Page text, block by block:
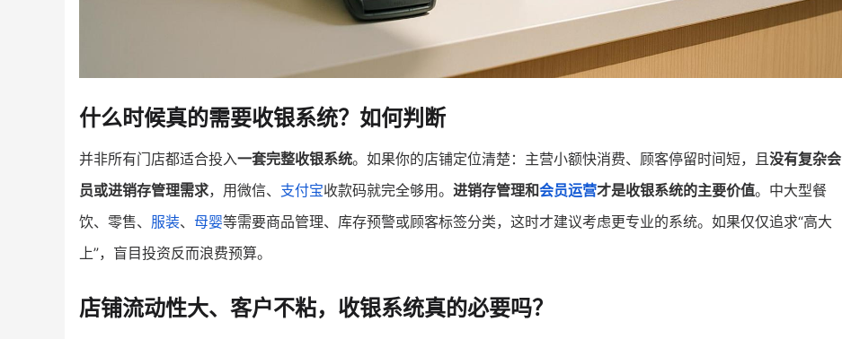
什么时候真的需要收银系统？如何判断
并非所有门店都适合投入一套完整收银系统。如果你的店铺定位清楚：主营小额快消费、顾客停留时间短，且没有复杂会
员或进销存管理需求，用微信、 支付宝收款码就完全够用。 进销存管理和会员运营才是收银系统的主要价值。中大型餐
饮、零售、 服装、 母婴等需要商品管理、库存预警或顾客标签分类，这时才建议考虑更专业的系统。如果仅仅追求“高大
上”，盲目投资反而浪费预算。
店铺流动性大、客户不粘，收银系统真的必要吗？